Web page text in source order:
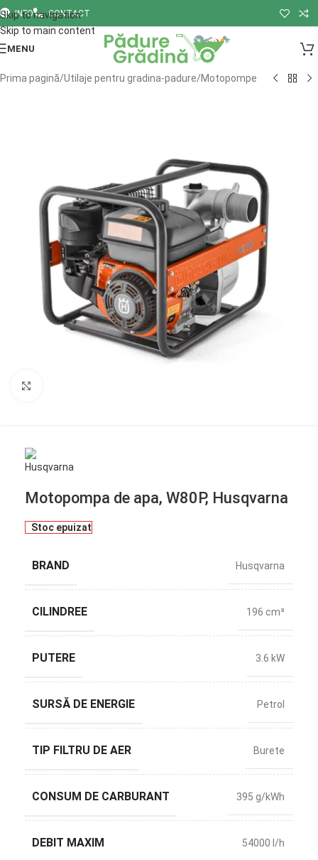
Skip to navigation
Skip to main content
INFO CONTACT
MENU
Prima pagină/Utilaje pentru gradina-padure/Motopompe
Motopompa de apa, W80P, Husqvarna
Stoc epuizat
BRAND Husqvarna
CILINDREE 196 cm³
PUTERE 3.6 kW
SURSĂ DE ENERGIE Petrol
TIP FILTRU DE AER Burete
CONSUM DE CARBURANT 395 g/kWh
DEBIT MAXIM 54000 l/h